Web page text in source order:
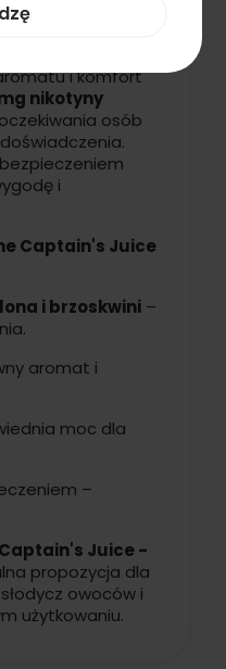
i komfort
nikotyny
osób
i
Captain's Juice
i brzoskwini –
aromat i
moc dla
–
Juice -
propozycja dla
owoców i
użytkowaniu.